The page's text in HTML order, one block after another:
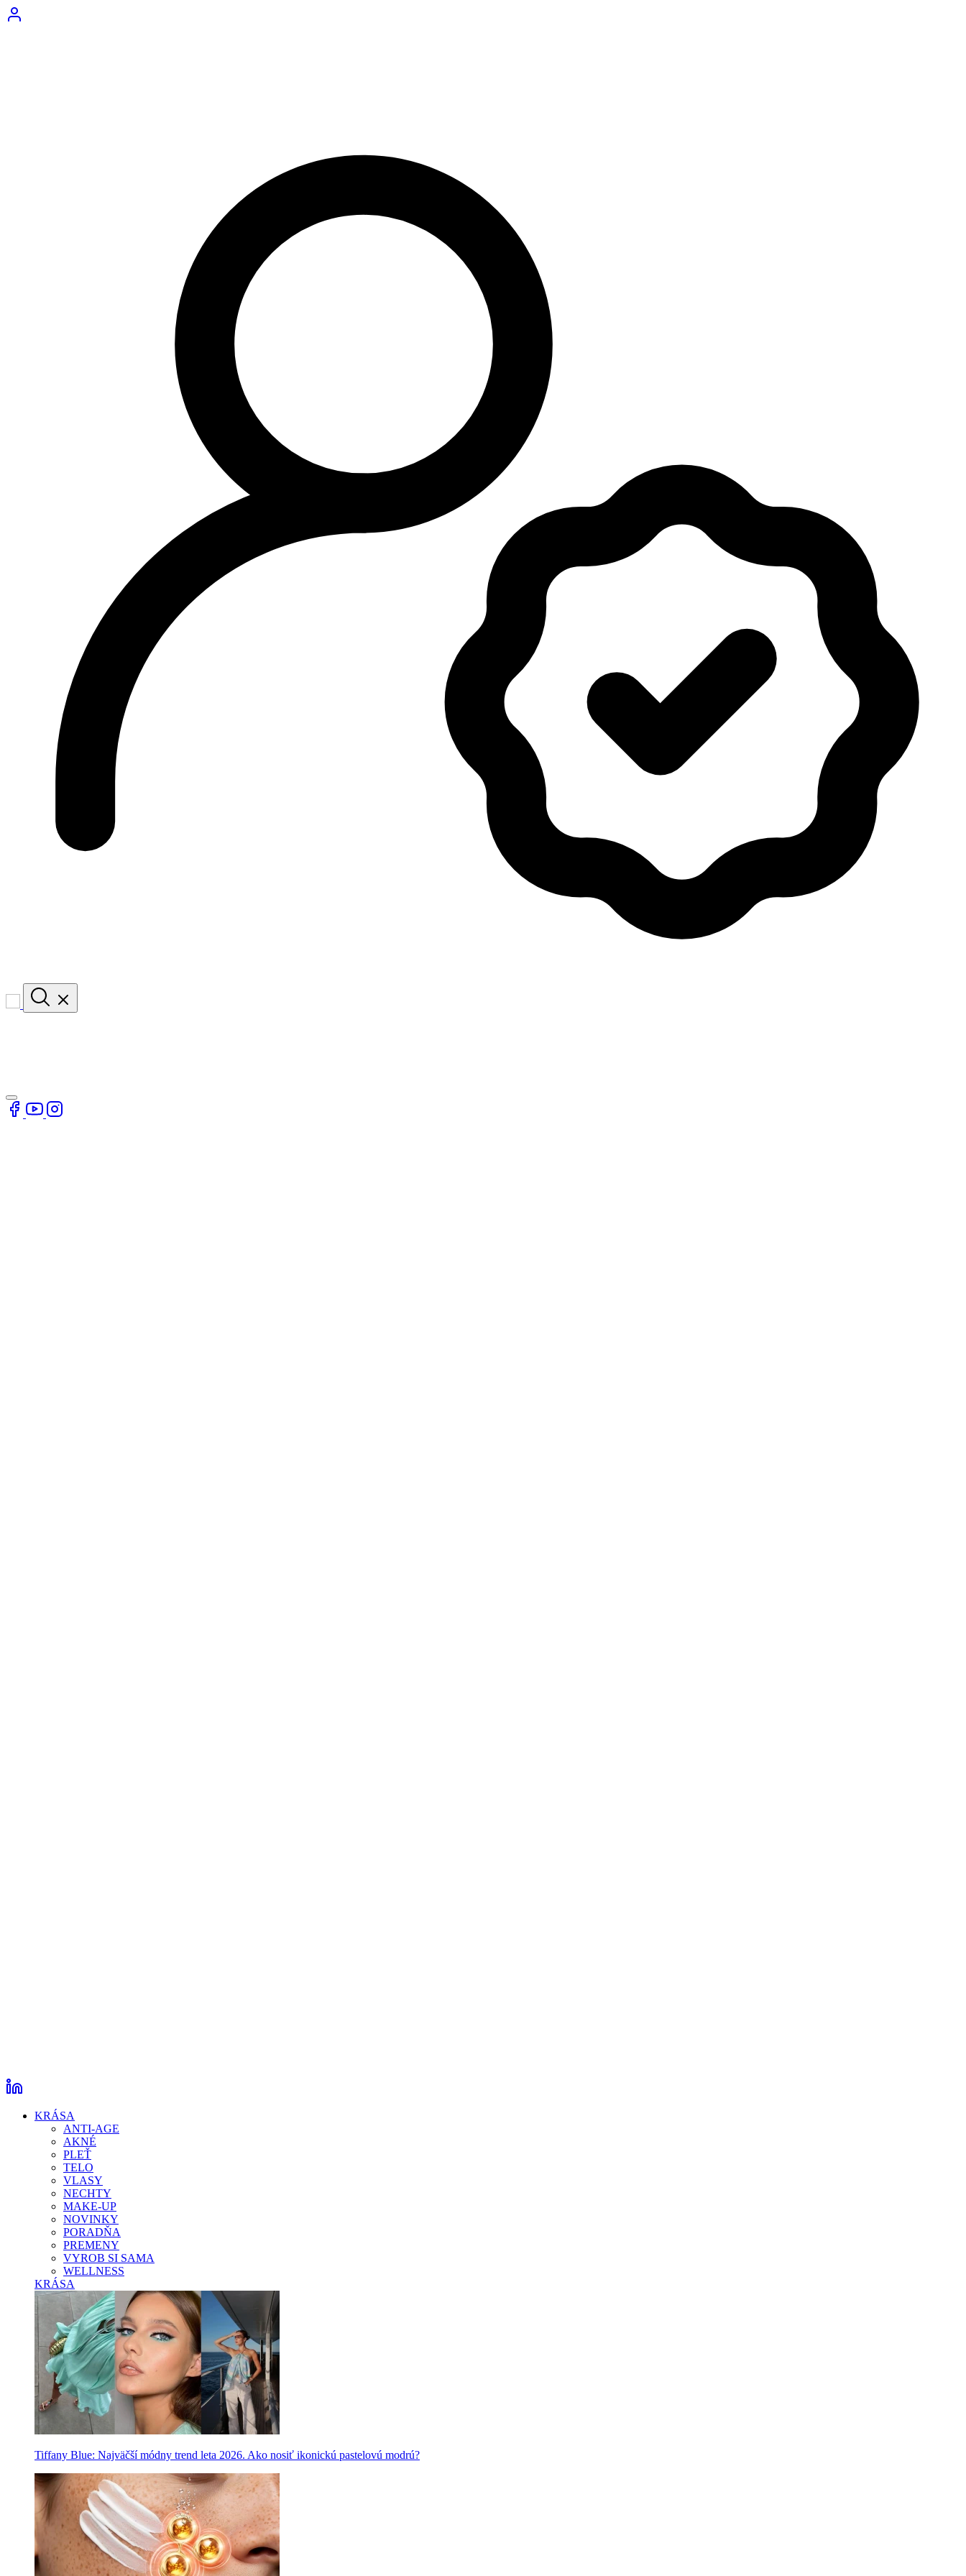
KRÁSA
ANTI-AGE
AKNÉ
PLEŤ
TELO
VLASY
NECHTY
MAKE-UP
NOVINKY
PORADŇA
PREMENY
VYROB SI SAMA
WELLNESS
KRÁSA
Tiffany Blue: Najväčší módny trend leta 2026. Ako nosiť ikonickú pastelovú modrú?